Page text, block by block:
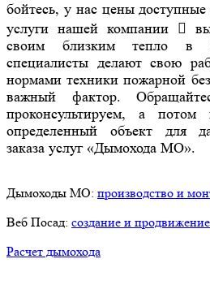
бойтесь, у нас цены
услуги нашей компании 
своим близким тепло
специалисты делают свою
нормами техники пожарной
важный фактор.
проконсультируем, а
определенный объект для
заказа услуг «Дымохода МО».
Дымоходы МО: производство и
Веб Посад: создание и
Расчет дымохода